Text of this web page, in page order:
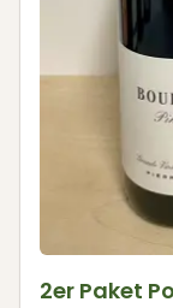
2er Paket